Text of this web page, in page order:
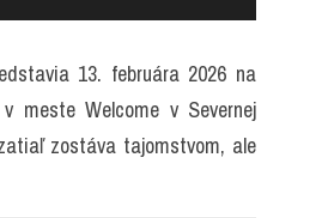
13. februára 2026 na
meste Welcome v Severnej
zostáva tajomstvom, ale